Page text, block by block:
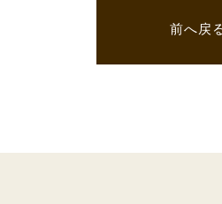
前へ戻